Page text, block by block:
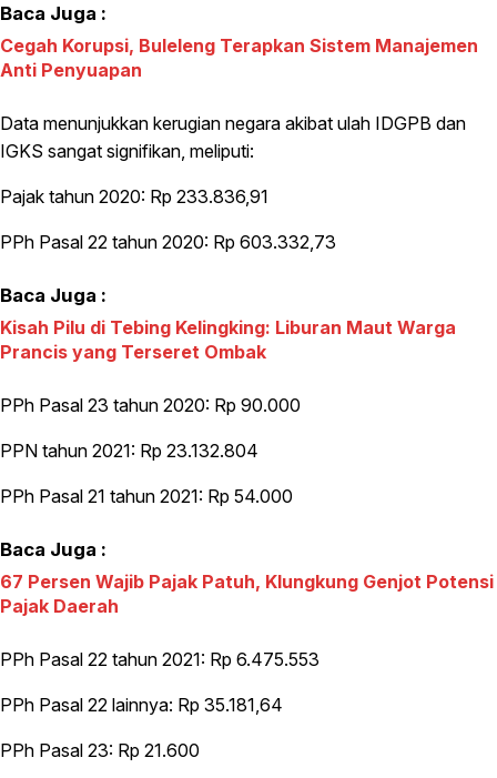
Baca Juga :
Cegah Korupsi, Buleleng Terapkan Sistem Manajemen
Anti Penyuapan
Data menunjukkan kerugian negara akibat ulah IDGPB dan
IGKS sangat signifikan, meliputi:
Pajak tahun 2020: Rp 233.836,91
PPh Pasal 22 tahun 2020: Rp 603.332,73
Baca Juga :
Kisah Pilu di Tebing Kelingking: Liburan Maut Warga
Prancis yang Terseret Ombak
PPh Pasal 23 tahun 2020: Rp 90.000
PPN tahun 2021: Rp 23.132.804
PPh Pasal 21 tahun 2021: Rp 54.000
Baca Juga :
67 Persen Wajib Pajak Patuh, Klungkung Genjot Potensi
Pajak Daerah
PPh Pasal 22 tahun 2021: Rp 6.475.553
PPh Pasal 22 lainnya: Rp 35.181,64
PPh Pasal 23: Rp 21.600